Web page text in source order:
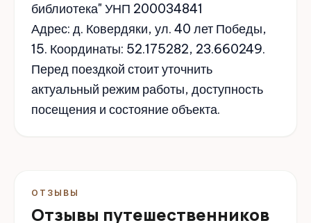
библиотека" УНП 200034841
Адрес: д. Ковердяки, ул. 40 лет Победы,
15. Координаты: 52.175282, 23.660249.
Перед поездкой стоит уточнить
актуальный режим работы, доступность
посещения и состояние объекта.
ОТЗЫВЫ
Отзывы путешественников